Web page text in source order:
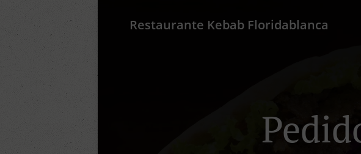
Restaurante Kebab Floridablanca